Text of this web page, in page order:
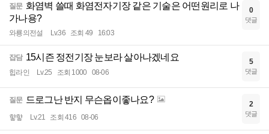
질문 화염벽 쓸때 화염전자기장 같은 기술은 어떤원리로 나
가나용?
와룡의전설 Lv.36 조회 49 16:03
0
댓글
잡담 15시즌 정전기장 눈보라 살아나겠네요
힙라인 Lv.25 조회 1000 08-06
5
댓글
질문 드로그난 반지 무슨옵이좋나요?
햫햫 Lv.21 조회 416 08-06
2
댓글